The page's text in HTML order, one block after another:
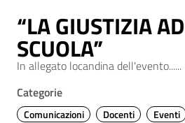
“LA GIUSTIZIA
SCUOLA”
In allegato locandina dell'evento......
Categorie
Comunicazioni Docenti Eventi